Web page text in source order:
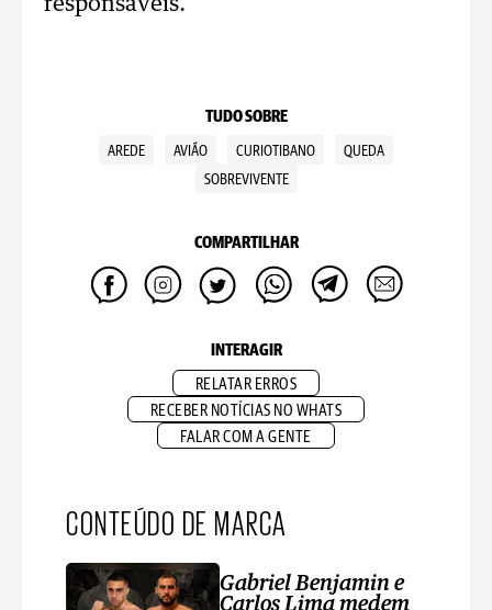
responsáveis.
TUDO SOBRE
AREDE AVIÃO CURIOTIBANO
QUEDA
SOBREVIVENTE
COMPARTILHAR
INTERAGIR
RELATAR ERROS
RECEBER NOTÍCIAS NO WHATS
FALAR COM A GENTE
CONTEÚDO DE MARCA
Gabriel Benjamin e
Carlos Lima medem